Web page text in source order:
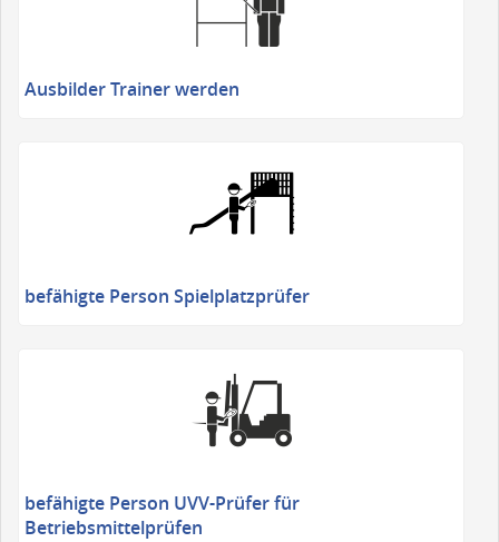
Ausbilder Trainer werden
befähigte Person Spielplatzprüfer
befähigte Person UVV-Prüfer für
Betriebsmittelprüfen